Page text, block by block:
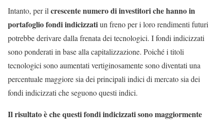
Intanto, per il crescente numero di investitori che hanno in
portafoglio fondi indicizzatiun freno per i loro rendimenti futuri
potrebbe derivare dalla frenata dei tecnologici. I fondi indicizzati
sono ponderati in base alla capitalizzazione. Poiché i titoli
tecnologici sono aumentati vertiginosamente sono diventati una
percentuale maggiore sia dei principali indici di mercato sia dei
fondi indicizzati che seguono questi indici.
Il risultato è che questi fondi indicizzati sono maggiormente